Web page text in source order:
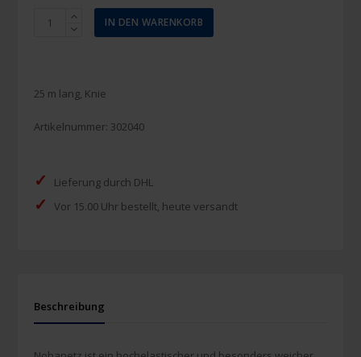
Nobanetz
Menge
IN DEN WARENKORB
25 m lang, Knie
Artikelnummer: 302040
✓ Lieferung durch DHL
✓ Vor 15.00 Uhr bestellt, heute versandt
Beschreibung